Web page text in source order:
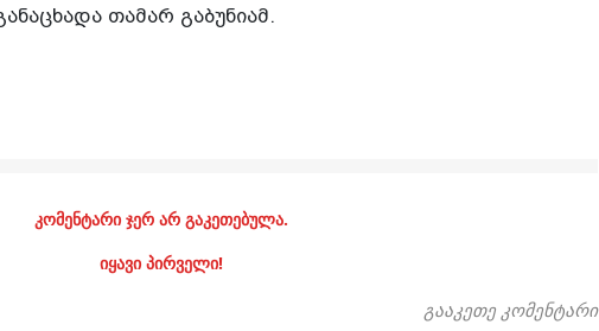
თამარ გაბუნიამ.
კომენტარი ჯერ არ გაკეთებულა.
იყავი პირველი!
გააკეთე კომენტარი